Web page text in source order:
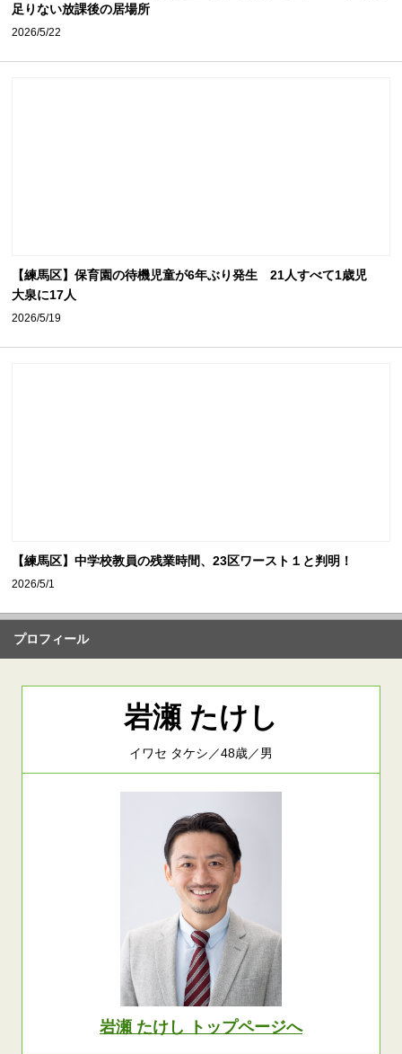
足りない放課後の居場所
2026/5/22
【練馬区】保育園の待機児童が6年ぶり発生 21人すべて1歳児
大泉に17人
2026/5/19
【練馬区】中学校教員の残業時間、23区ワースト１と判明！
2026/5/1
プロフィール
岩瀬 たけし
イワセ タケシ／48歳／男
岩瀬 たけし トップページへ